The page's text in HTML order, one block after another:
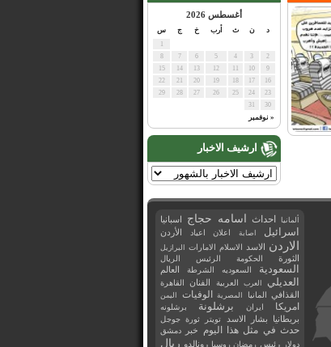
أغسطس 2026
د ن ث أرب خ ج س
« نوفمبر
2
3
4
5
6
7
8
9
10
12
13
14
15
16
17
18
19
20
21
22
23
24
25
26
27
28
29
30
31
ارشيف الاخبار
ألمانيا احداث اسامه حجاج اسبانيا
اسرائيل اصابة اعلان اعياد الأردن
الاردن الاسد الاسلام الامارات البرازيل
الثورة الحكومة الرئيس الريال
السعودية السعوديه الشرطة العالم
العديلي العرب العربية الفنان القاهرة
القذافي المانيا المصرية الوفيات اليمن
امريكا ايران برشلونة برشلونه
بريطانيا بشار الاسد تويتر ثورة جوجل
حدث في مثل هذا اليوم خبر
دمشق
دولار
رئيس رمضان روسيا رونالدو ريال